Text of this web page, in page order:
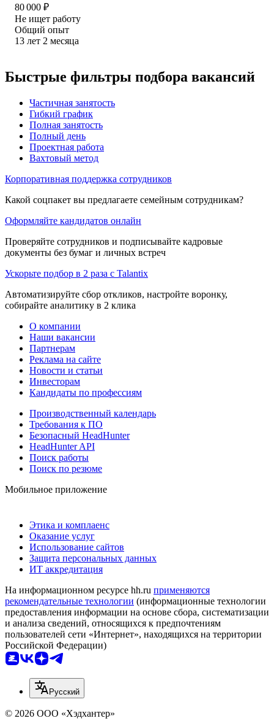
80 000 ₽
Не ищет работу
Общий опыт
13 лет 2 месяца
Быстрые фильтры подбора вакансий
Частичная занятость
Гибкий график
Полная занятость
Полный день
Проектная работа
Вахтовый метод
Корпоративная поддержка сотрудников
Какой соцпакет вы предлагаете семейным сотрудникам?
Оформляйте кандидатов онлайн
Проверяйте сотрудников и подписывайте кадровые
документы без бумаг и личных встреч
Ускорьте подбор в 2 раза с Talantix
Автоматизируйте сбор откликов, настройте воронку,
собирайте аналитику в 2 клика
О компании
Наши вакансии
Партнерам
Реклама на сайте
Новости и статьи
Инвесторам
Кандидаты по профессиям
Производственный календарь
Требования к ПО
Безопасный HeadHunter
HeadHunter API
Поиск работы
Поиск по резюме
Мобильное приложение
Этика и комплаенс
Оказание услуг
Использование сайтов
Защита персональных данных
ИТ аккредитация
На информационном ресурсе hh.ru применяются
рекомендательные технологии (информационные технологии
предоставления информации на основе сбора, систематизации
и анализа сведений, относящихся к предпочтениям
пользователей сети «Интернет», находящихся на территории
Российской Федерации)
Русский
© 2026 ООО «Хэдхантер»